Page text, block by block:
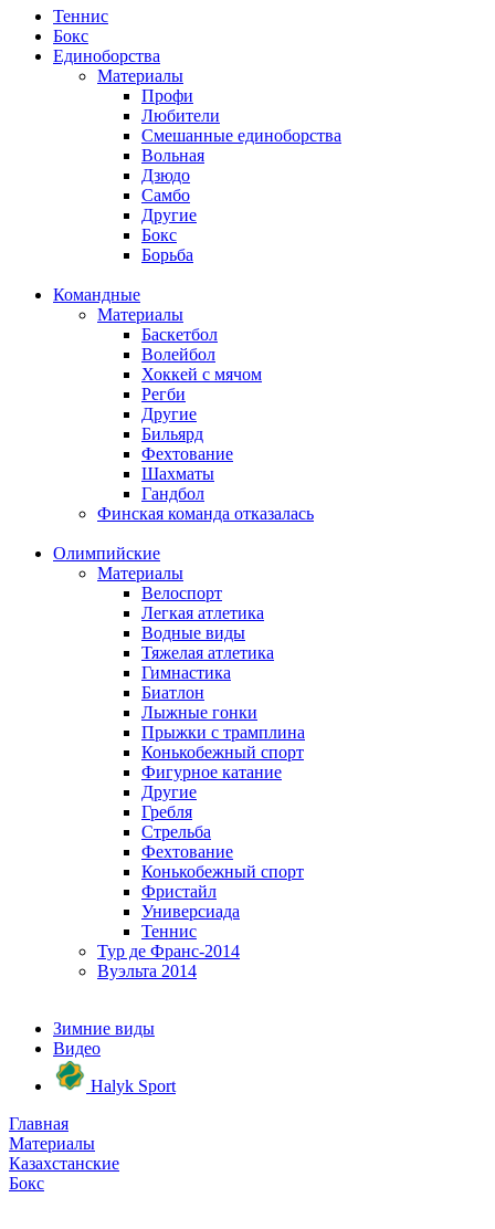
Теннис
Бокс
Единоборства
Материалы
Профи
Любители
Смешанные единоборства
Вольная
Дзюдо
Самбо
Другие
Бокс
Борьба
Командные
Материалы
Баскетбол
Волейбол
Хоккей с мячом
Регби
Другие
Бильярд
Фехтование
Шахматы
Гандбол
Финская команда отказалась
Олимпийские
Материалы
Велоспорт
Легкая атлетика
Водные виды
Тяжелая атлетика
Гимнастика
Биатлон
Лыжные гонки
Прыжки с трамплина
Конькобежный спорт
Фигурное катание
Другие
Гребля
Стрельба
Фехтование
Конькобежный спорт
Фристайл
Универсиада
Теннис
Тур де Франс-2014
Вуэльта 2014
Зимние виды
Видео
Halyk Sport
Главная
Материалы
Казахстанские
Бокс